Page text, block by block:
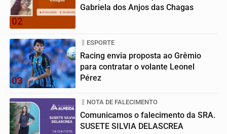
02
Gabriela dos Anjos das Chagas
03
ESPORTE
Racing envia proposta ao Grêmio
para contratar o volante Leonel
Pérez
NOTA DE FALECIMENTO
Comunicamos o falecimento da SRA.
SUSETE SILVIA DELASCREA